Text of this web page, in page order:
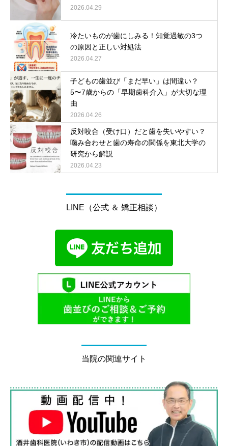
2026.04.29
冷たいものが歯にしみる！知覚過敏の3つ
の原因と正しい対処法
2026.04.27
子どもの歯並び「まだ早い」は間違い？
5〜7歳からの「早期歯科介入」が大切な理
由
2026.04.26
反対咬合（受け口）だと歯を失いやすい？
噛み合わせと歯の寿命の関係を東北大学の
研究から解説
2026.04.23
LINE（公式 ＆ 矯正相談）
当院の関連サイト